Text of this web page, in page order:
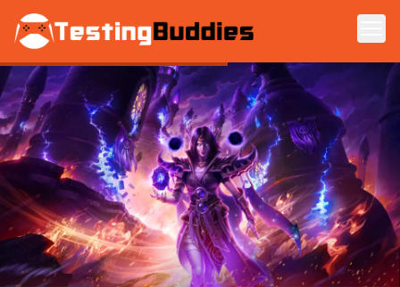
Zum Hauptinhalt springen